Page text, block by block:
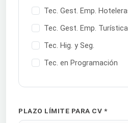
Tec. Gest. Emp.
Tec. Gest. Emp.
Tec. Hig. y Seg.
Tec. en Programación
PLAZO LÍMITE PARA CV *